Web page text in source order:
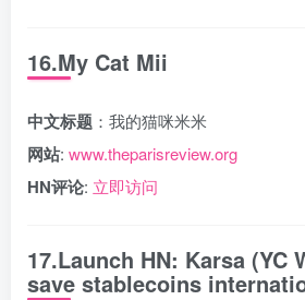
16.My Cat Mii
中文标题 ：我的猫咪米米
网站: www.theparisreview.org
HN评论: 立即访问
17.Launch HN: Karsa (YC
save stablecoins